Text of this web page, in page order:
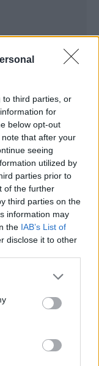
to third parties, or
for
below opt-out
that after your
seeing
utilized by
parties prior to
of the further
third parties on the
information may
the IAB’s List of
disclose it to other
Google News
.